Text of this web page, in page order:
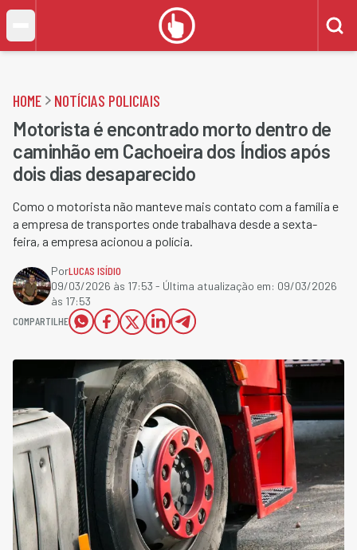
HOME NOTÍCIAS POLICIAIS
Motorista é encontrado morto dentro de
caminhão em Cachoeira dos Índios após
dois dias desaparecido
Como o motorista não manteve mais contato com a família e
a empresa de transportes onde trabalhava desde a sexta-
feira, a empresa acionou a polícia.
PorLUCAS ISÍDIO
09/03/2026 às 17:53 - Última atualização em: 09/03/2026
às 17:53
COMPARTILHE